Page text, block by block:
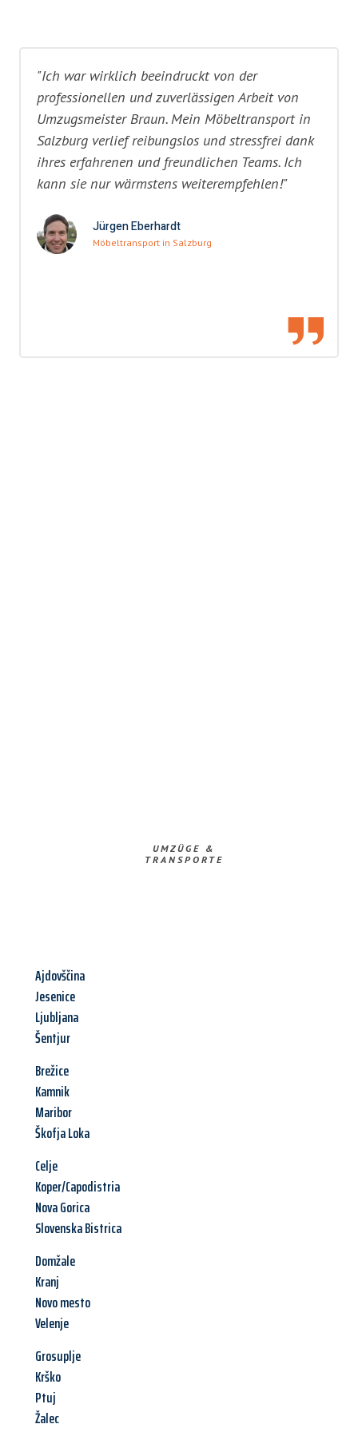
"Ich war wirklich beeindruckt von der
professionellen und zuverlässigen Arbeit von
Umzugsmeister Braun. Mein Möbeltransport in
Salzburg verlief reibungslos und stressfrei dank
ihres erfahrenen und freundlichen Teams. Ich
kann sie nur wärmstens weiterempfehlen!"
Jürgen Eberhardt
Möbeltransport in Salzburg
UMZÜGE &
TRANSPORTE
Ajdovščina
Jesenice
Ljubljana
Šentjur
Brežice
Kamnik
Maribor
Škofja Loka
Celje
Koper/Capodistria
Nova Gorica
Slovenska Bistrica
Domžale
Kranj
Novo mesto
Velenje
Grosuplje
Krško
Ptuj
Žalec